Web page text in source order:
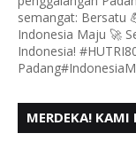
semangat: Bersatu
Indonesia Maju 🚀
Indonesia!
MERDEKA! KAMI